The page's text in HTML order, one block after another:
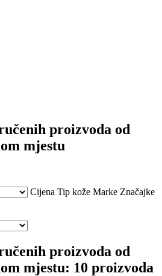
proizvoda od
mjestu
Cijena Tip kože Marke Značajke
proizvoda od
mjestu: 10 proizvoda